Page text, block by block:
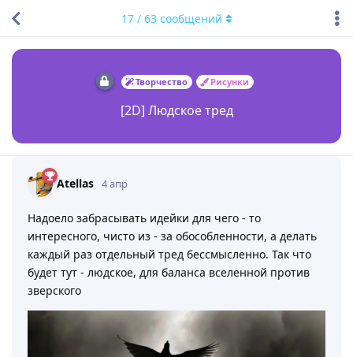
Творчество Рисунки
[2D] Людское тред
17/ 63сообщений
Atellas 4 апр
Надоело забрасывать идейки для чего - то
интересного, чисто из - за обособленности, а делать
каждый раз отдельный тред бессмысленно. Так что
будет тут - людское, для баланса вселенной против
зверского